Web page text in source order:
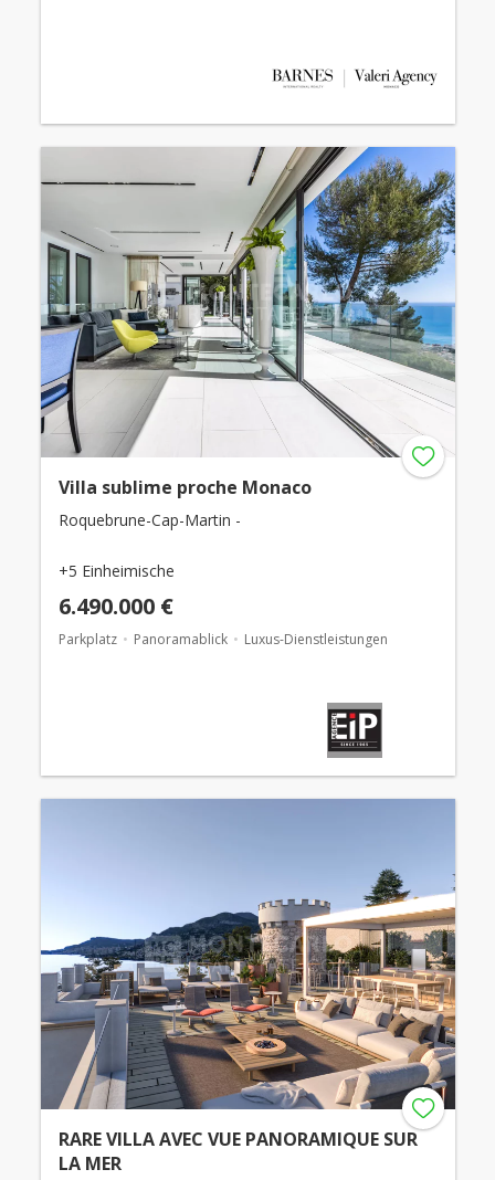
Villa sublime proche Monaco
Roquebrune-Cap-Martin -
+5 Einheimische
6.490.000 €
Parkplatz Panoramablick Luxus-Dienstleistungen
RARE VILLA AVEC VUE PANORAMIQUE SUR
LA MER